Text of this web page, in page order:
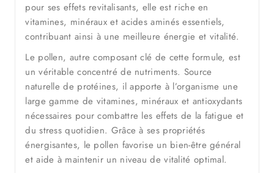
pour ses effets revitalisants, elle est riche en
vitamines, minéraux et acides aminés essentiels,
contribuant ainsi à une meilleure énergie et vitalité.
Le pollen, autre composant clé de cette formule, est
un véritable concentré de nutriments. Source
naturelle de protéines, il apporte à l’organisme une
large gamme de vitamines, minéraux et antioxydants
nécessaires pour combattre les effets de la fatigue et
du stress quotidien. Grâce à ses propriétés
énergisantes, le pollen favorise un bien-être général
et aide à maintenir un niveau de vitalité optimal.